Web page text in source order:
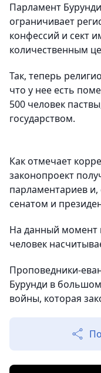
Парламент
ограничивает
конфессий и сект
количественным
Так, теперь
что у нее есть
500 человек
государством.
Как отмечает
законопроект
парламентариев и,
сенатом и
На данный момент
человек
Проповедники-
Бурунди в
войны, которая